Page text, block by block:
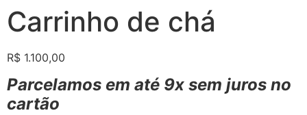
Carrinho de chá
R$ 1.100,00
Parcelamos em até 9x sem juros no
cartão